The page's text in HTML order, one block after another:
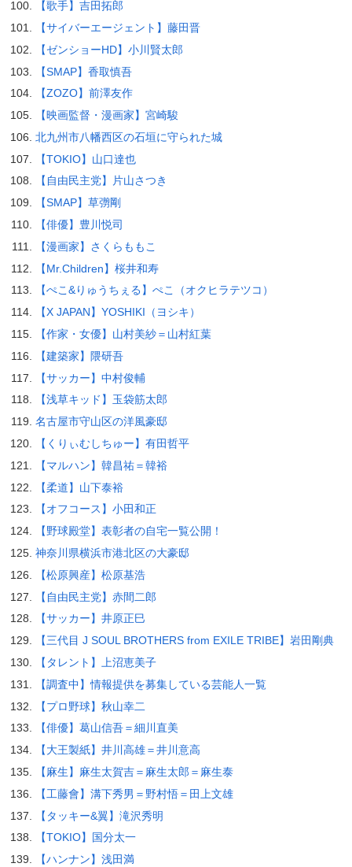
【歌手】吉田拓郎
【サイバーエージェント】藤田晋
【ゼンショーHD】小川賢太郎
【SMAP】香取慎吾
【ZOZO】前澤友作
【映画監督・漫画家】宮崎駿
北九州市八幡西区の石垣に守られた城
【TOKIO】山口達也
【自由民主党】片山さつき
【SMAP】草彅剛
【俳優】豊川悦司
【漫画家】さくらももこ
【Mr.Children】桜井和寿
【ぺこ&りゅうちぇる】ぺこ（オクヒラテツコ）
【X JAPAN】YOSHIKI（ヨシキ）
【作家・女優】山村美紗＝山村紅葉
【建築家】隈研吾
【サッカー】中村俊輔
【浅草キッド】玉袋筋太郎
名古屋市守山区の洋風豪邸
【くりぃむしちゅー】有田哲平
【マルハン】韓昌祐＝韓裕
【柔道】山下泰裕
【オフコース】小田和正
【野球殿堂】表彰者の自宅一覧公開！
神奈川県横浜市港北区の大豪邸
【松原興産】松原基浩
【自由民主党】赤間二郎
【サッカー】井原正巳
【三代目 J SOUL BROTHERS from EXILE TRIBE】岩田剛典
【タレント】上沼恵美子
【調査中】情報提供を募集している芸能人一覧
【プロ野球】秋山幸二
【俳優】葛山信吾＝細川直美
【大王製紙】井川高雄＝井川意高
【麻生】麻生太賀吉＝麻生太郎＝麻生泰
【工藤會】溝下秀男＝野村悟＝田上文雄
【タッキー&翼】滝沢秀明
【TOKIO】国分太一
【ハンナン】浅田満